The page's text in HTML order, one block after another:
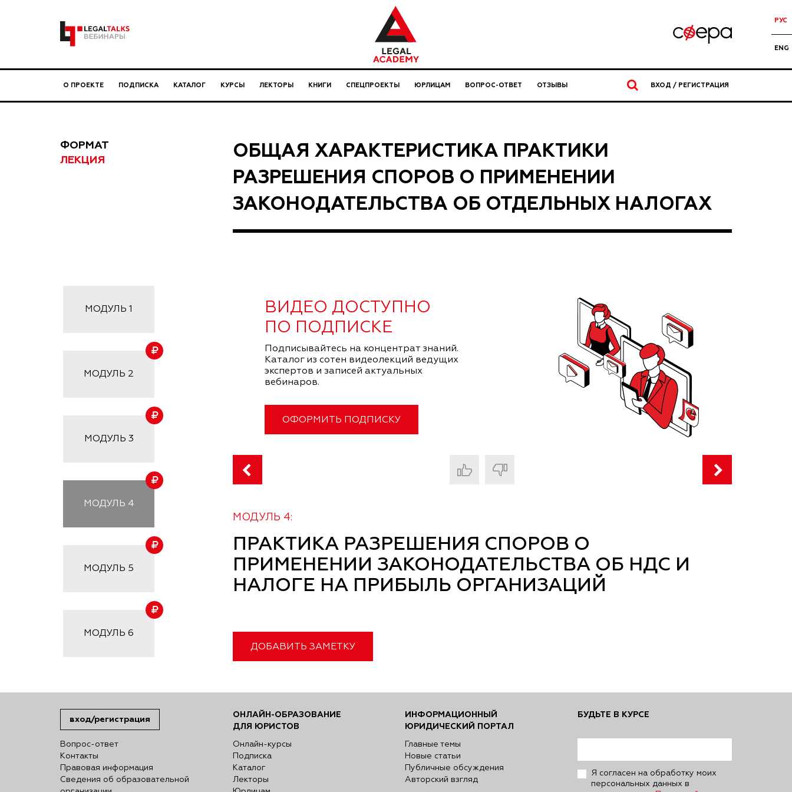
РУС
ENG
О ПРОЕКТЕ ПОДПИСКА КАТАЛОГ КУРСЫ ЛЕКТОРЫ КНИГИ СПЕЦПРОЕКТЫ ЮРЛИЦАМ ВОПРОС-ОТВЕТ ОТЗЫВЫ ВХОД / РЕГИСТРАЦИЯ
ФОРМАТ
ЛЕКЦИЯ
ОБЩАЯ ХАРАКТЕРИСТИКА ПРАКТИКИ
РАЗРЕШЕНИЯ СПОРОВ О ПРИМЕНЕНИИ
ЗАКОНОДАТЕЛЬСТВА ОБ ОТДЕЛЬНЫХ НАЛОГАХ
МОДУЛЬ 1
МОДУЛЬ 2
МОДУЛЬ 3
МОДУЛЬ 4
МОДУЛЬ 5
МОДУЛЬ 6
ВИДЕО ДОСТУПНО
ПО ПОДПИСКЕ
Подписывайтесь на концентрат знаний.
Каталог из сотен видеолекций ведущих
экспертов и записей актуальных
вебинаров.
ОФОРМИТЬ ПОДПИСКУ
МОДУЛЬ 4:
ПРАКТИКА РАЗРЕШЕНИЯ СПОРОВ О
ПРИМЕНЕНИИ ЗАКОНОДАТЕЛЬСТВА ОБ НДС И
НАЛОГЕ НА ПРИБЫЛЬ ОРГАНИЗАЦИЙ
ДОБАВИТЬ ЗАМЕТКУ
вход/регистрация
Вопрос-ответ
Контакты
Правовая информация
Сведения об образовательной
ОНЛАЙН-ОБРАЗОВАНИЕ
ДЛЯ ЮРИСТОВ
Онлайн-курсы
Подписка
Каталог
Лекторы
ИНФОРМАЦИОННЫЙ
ЮРИДИЧЕСКИЙ ПОРТАЛ
Главные темы
Новые статьи
Публичные обсуждения
Авторский взгляд
БУДЬТЕ В КУРСЕ
Я согласен на обработку моих
персональных данных в